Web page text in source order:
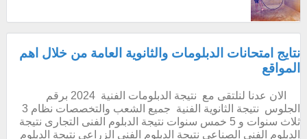
نتايج امتحانات الدبلومات والثانوية العامة من خلال اهم
المواقع
الان عدنا لنلتقى مع نتيجة الدبلومات الفنية 2024 برقم
الجلوس نتيجة الثانوية الفنية جميع الشعب والتخصصات نظام 3
ثلاث سنوات و 5 خمس سنوات نتيجة الدبلوم الفنى التجارى نتيجة
الدبلوم الفنى الصناعى نتيجة الدبلوم الفنى الزراعى نتيجة الدبلوم